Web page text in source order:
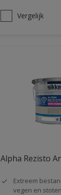
Vergelijk
Alpha Rezisto
Extreem
vegen en stoten